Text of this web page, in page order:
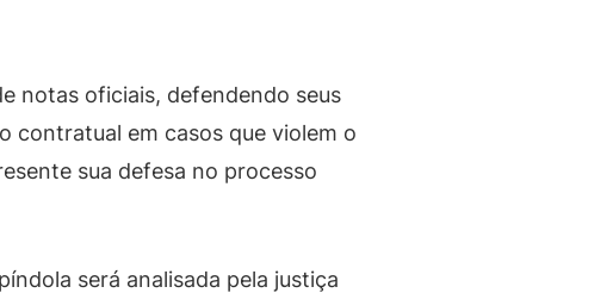
notas oficiais, defendendo seus
contratual em casos que violem o
sua defesa no processo
será analisada pela justiça